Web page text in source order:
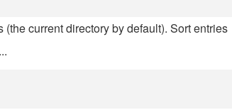
current directory by default). Sort entries